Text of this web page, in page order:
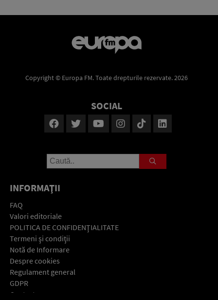
Copyright © Europa FM. Toate drepturile rezervate. 2026
SOCIAL
INFORMAŢII
FAQ
Valori editoriale
POLITICA DE CONFIDENŢIALITATE
Termeni şi condiţii
Notă de Informare
Despre cookies
Regulament general
GDPR
Contact